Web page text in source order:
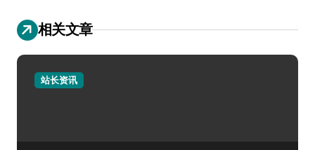
相关文章
站长资讯